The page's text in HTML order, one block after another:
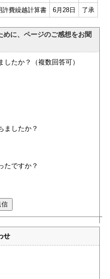
許費繰越計算書 6月28日 了承
めに、ページのご感想をお聞
たか？（複数回答可）
ましたか？
たですか？
信
せ